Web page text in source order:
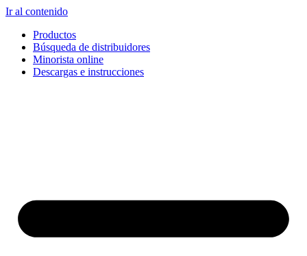
Ir al contenido
Productos
Búsqueda de distribuidores
Minorista online
Descargas e instrucciones